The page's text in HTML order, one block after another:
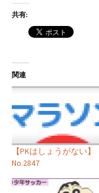
共有:
関連
【PKはしょうがない】
No.2847